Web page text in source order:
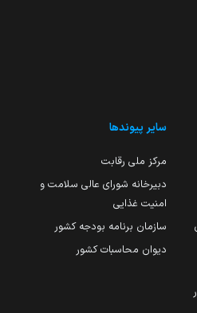
سایر پیوندها
مرکز ملی رقابت
دبیرخانه شورای عالی سلامت و
امنیت غذایی
سازمان برنامه بودجه کشور
دیوان محاسبات کشور